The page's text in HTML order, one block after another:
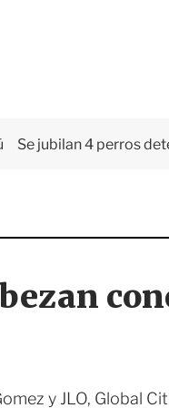
Se jubilan 4 perros
y JLO, Global